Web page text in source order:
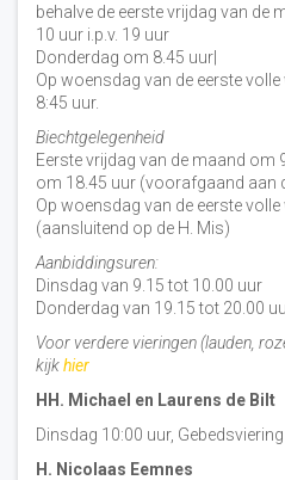
behalve de eerste vrijdag van de
10 uur i.p.v. 19 uur
Donderdag om 8.45 uur|
Op woensdag van de eerste
8:45 uur.
Biechtgelegenheid
Eerste vrijdag van de maand om
om 18.45 uur (voorafgaand aan
Op woensdag van de eerste
(aansluitend op de H. Mis)
Aanbiddingsuren:
Dinsdag van 9.15 tot 10.00 uur
Donderdag van 19.15 tot 20.00
Voor verdere vieringen (lauden,
kijkhier
HH. Michael en Laurens de Bilt
Dinsdag 10:00 uur, Gebedsviering
H. Nicolaas Eemnes